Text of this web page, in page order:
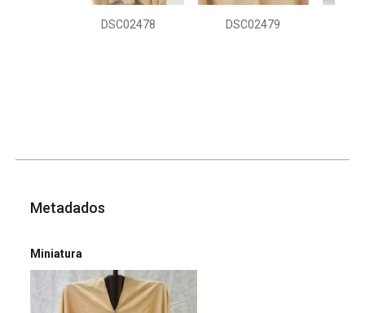
DSC02478 DSC02479
Metadados
Miniatura